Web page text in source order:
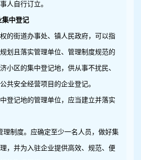
人自行订立。
集中登记
的街道办事处、镇人民政府，可以指
划且落实管理单位、管理制度规范的
小区的集中登记地，供从事不扰民、
共安全经营项目的企业登记。
登记地的管理单位，应当建立并落实
理制度。应确定至少一名人员，做好集
，并为入驻企业提供高效、规范、便